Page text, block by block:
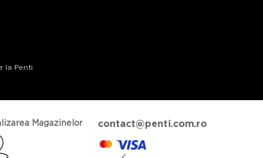
la Penti
Magazinelor contact@penti.com.ro